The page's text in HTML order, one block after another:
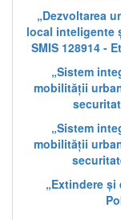
„Dezvoltarea
local inteligente
SMIS 128914 -
„Sistem
mobilității
„Sistem
mobilității
„Extindere și